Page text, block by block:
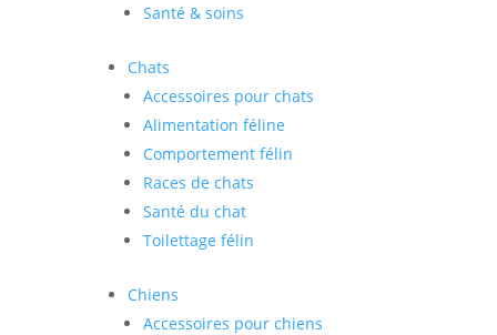
Santé & soins
Chats
Accessoires pour chats
Alimentation féline
Comportement félin
Races de chats
Santé du chat
Toilettage félin
Chiens
Accessoires pour chiens